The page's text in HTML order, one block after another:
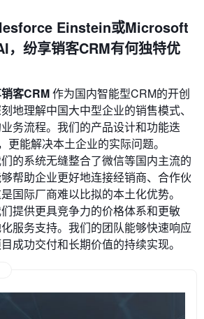
Einstein或Microsoft
纷享销客CRM有何独特优
客CRM作为国内智能型CRM的开创
地理解中国大中型企业的销售模式、
务流程。我们的产品设计和功能迭
更能解决本土企业的实际问题。
们的系统无缝整合了微信等国内主流的
帮助企业更好地连接经销商、合作伙
国际厂商难以比拟的本土化优势。
提供更具竞争力的价格体系和更敏
服务支持。我们的团队能够快速响应
成功交付和长期价值的持续实现。